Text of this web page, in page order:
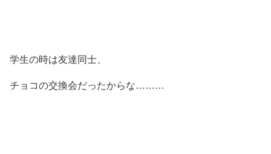
学生の時は友達同士、
チョコの交換会だったからな………